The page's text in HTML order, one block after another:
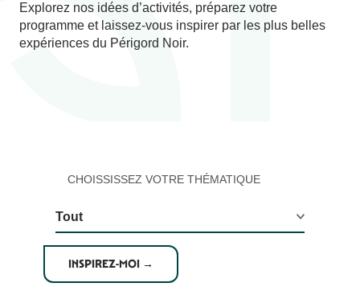
Explorez nos idées d’activités, préparez votre
programme et laissez-vous inspirer par les plus belles
expériences du Périgord Noir.
CHOISSISSEZ VOTRE THÉMATIQUE